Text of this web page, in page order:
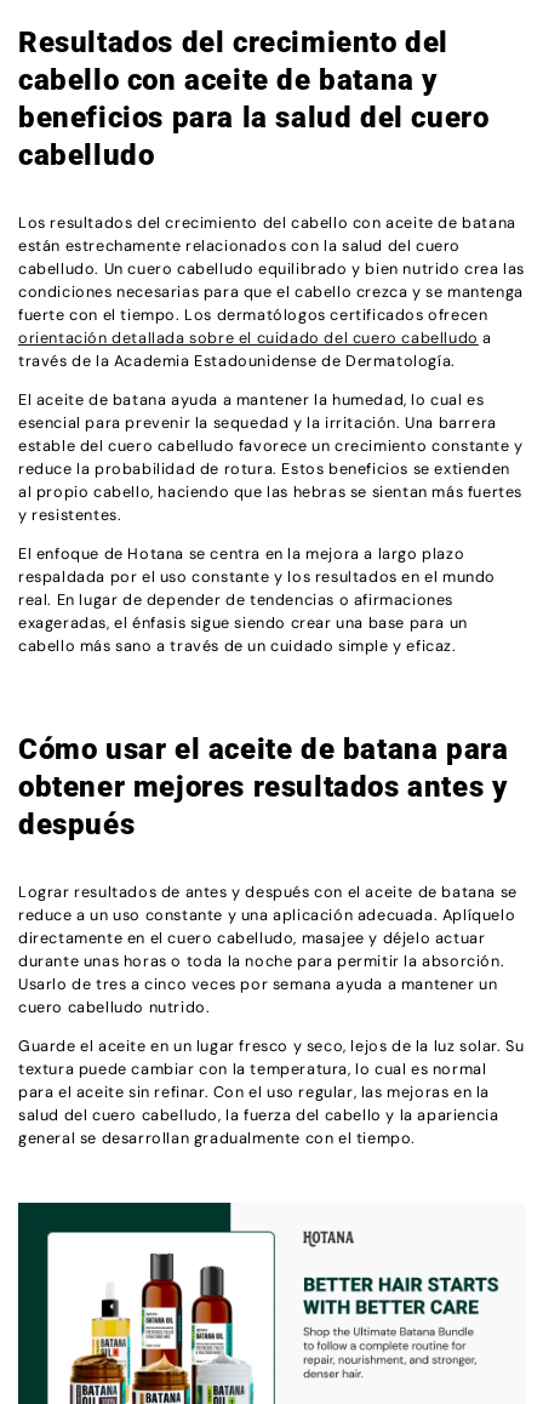
Resultados del crecimiento del
cabello con aceite de batana y
beneficios para la salud del cuero
cabelludo
Los resultados del crecimiento del cabello con aceite de batana
están estrechamente relacionados con la salud del cuero
cabelludo. Un cuero cabelludo equilibrado y bien nutrido crea las
condiciones necesarias para que el cabello crezca y se mantenga
fuerte con el tiempo. Los dermatólogos certificados ofrecen
orientación detallada sobre el cuidado del cuero cabelludo a
través de la Academia Estadounidense de Dermatología.
El aceite de batana ayuda a mantener la humedad, lo cual es
esencial para prevenir la sequedad y la irritación. Una barrera
estable del cuero cabelludo favorece un crecimiento constante y
reduce la probabilidad de rotura. Estos beneficios se extienden
al propio cabello, haciendo que las hebras se sientan más fuertes
y resistentes.
El enfoque de Hotana se centra en la mejora a largo plazo
respaldada por el uso constante y los resultados en el mundo
real. En lugar de depender de tendencias o afirmaciones
exageradas, el énfasis sigue siendo crear una base para un
cabello más sano a través de un cuidado simple y eficaz.
Cómo usar el aceite de batana para
obtener mejores resultados antes y
después
Lograr resultados de antes y después con el aceite de batana se
reduce a un uso constante y una aplicación adecuada. Aplíquelo
directamente en el cuero cabelludo, masajee y déjelo actuar
durante unas horas o toda la noche para permitir la absorción.
Usarlo de tres a cinco veces por semana ayuda a mantener un
cuero cabelludo nutrido.
Guarde el aceite en un lugar fresco y seco, lejos de la luz solar. Su
textura puede cambiar con la temperatura, lo cual es normal
para el aceite sin refinar. Con el uso regular, las mejoras en la
salud del cuero cabelludo, la fuerza del cabello y la apariencia
general se desarrollan gradualmente con el tiempo.